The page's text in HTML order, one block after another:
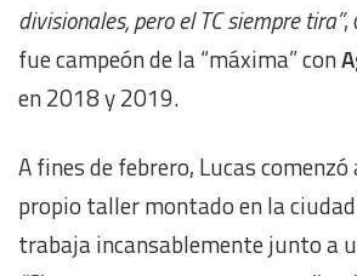
divisionales, pero el TC siempre tira”,
fue campeón de la “máxima” con
en 2018 y 2019.
A fines de febrero, Lucas
propio taller montado en la
trabaja incansablemente junto a